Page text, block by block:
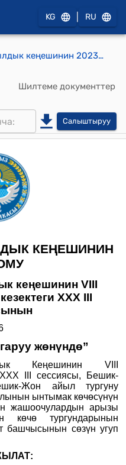
KG RU
Бешик- Жон айылдык кеңешинин 2023-жылдын 29-декабрындагы № 6 “Көчөгө ысым ыйгаруу жөнүндө” токтому
Шилтеме документтер
Салыштыруу